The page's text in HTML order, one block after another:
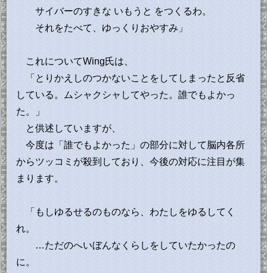
サイバーのすきな いもうと をつくるわ。
それをたべて、ゆっくりおやすみ」
これについてWing氏は、
「とりかえしのつかないことをしてしまったと反省
している。ムシャクシャしてやった。誰でもよかっ
た。」
と供述していますが、
今度は「誰でもよかった」の部分に対して脳内各所
からツッコミが殺到しており、今後の対応に注目が集
まります。
「もしゆるせるのものなら、わたしをゆるしてく
れ。
…ただのへいぼんなくらしをしていたかったの
に。